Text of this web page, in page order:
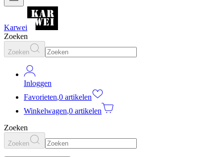
Karwei
Zoeken
Zoeken
Inloggen
Favorieten,0 artikelen
Winkelwagen,0 artikelen
Zoeken
Zoeken